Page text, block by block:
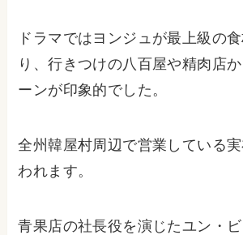
ドラマではヨンジュが最上級の
り、行きつけの八百屋や精肉店
ーンが印象的でした。
全州韓屋村周辺で営業している
われます。
青果店の社長役を演じたユン・